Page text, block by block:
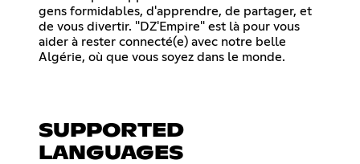
gens formidables, d'apprendre, de partager, et
de vous divertir. "DZ'Empire" est là pour vous
aider à rester connecté(e) avec notre belle
Algérie, où que vous soyez dans le monde.
SUPPORTED
LANGUAGES